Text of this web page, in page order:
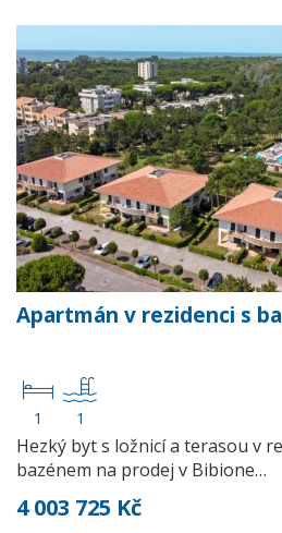
Apartmán v rezidenci s
1 1
Hezký byt s ložnicí a terasou v
bazénem na prodej v Bibione…
4 003 725 Kč